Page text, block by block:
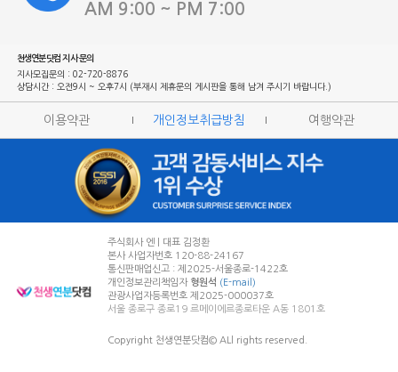
AM 9:00 ~ PM 7:00
천생연분닷컴 지사 문의
지사모집문의 : 02-720-8876
상담시간 : 오전9시 ~ 오후7시 (부재시 제휴문의 게시판을 통해 남겨 주시기 바랍니다.)
이용약관 개인정보취급방침 여행약관
주식회사 엔 | 대표 김정환
본사 사업자번호 120-88-24167
통신판매업신고 : 제2025-서울종로-1422호
개인정보관리책임자 형원석 (E-mail)
관광사업자등록번호 제2025-000037호
서울 종로구 종로19 르메이에르종로타운 A동 1801호
Copyright 천생연분닷컴© ALl rights reserved.